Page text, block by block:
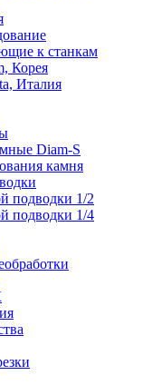
к станкам
Корея
Италия
Diam-S
камня
подводки 1/2
подводки 1/4